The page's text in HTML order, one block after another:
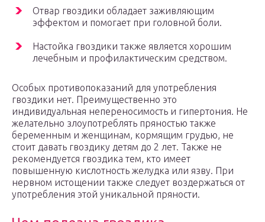
Отвар гвоздики обладает заживляющим
эффектом и помогает при головной боли.
Настойка гвоздики также является хорошим
лечебным и профилактическим средством.
Особых противопоказаний для употребления
гвоздики нет. Преимущественно это
индивидуальная непереносимость и гипертония. Не
желательно злоупотреблять пряностью также
беременным и женщинам, кормящим грудью, не
стоит давать гвоздику детям до 2 лет. Также не
рекомендуется гвоздика тем, кто имеет
повышенную кислотность желудка или язву. При
нервном истощении также следует воздержаться от
употребления этой уникальной пряности.